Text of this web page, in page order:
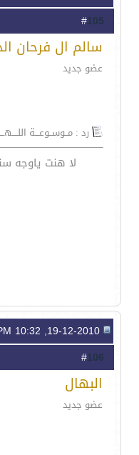
105
سالم ال فرحان
عضو جديد
رد : مــوســوعـــة
لا هنت ياوجه
106
البهال
عضو جديد